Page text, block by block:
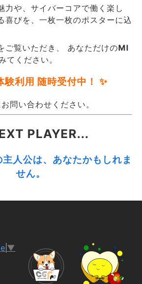
力や、サイバーコアで働く楽し
喜びを、一枚一枚のポスターに込
ご覧いただき、 あなただけのMI
てください。
験利用 随時受付中！ ✨
問い合わせください。
PLAYER...
人公は、あなたかもしれま
せん。
▼